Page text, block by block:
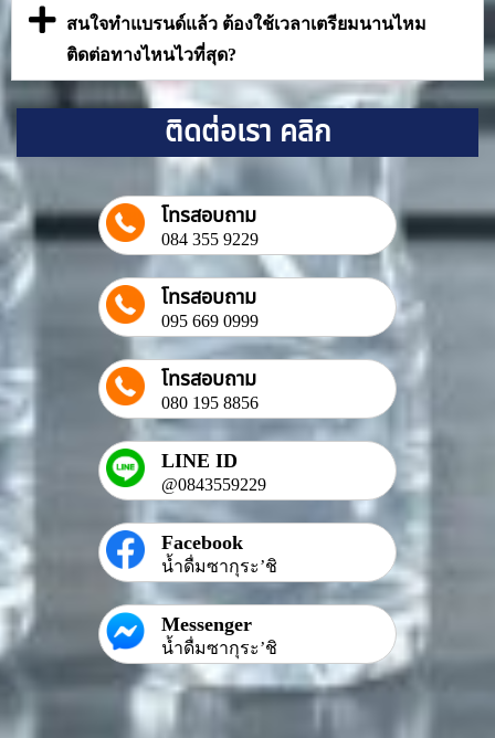
สนใจทำแบรนด์แล้ว ต้องใช้เวลาเตรียมนานไหม
ติดต่อทางไหนไวที่สุด?
ติดต่อเรา คลิก
โทรสอบถาม
084 355 9229
โทรสอบถาม
095 669 0999
โทรสอบถาม
080 195 8856
LINE ID
@0843559229
Facebook
น้ำดื่มซากุระ’ชิ
Messenger
น้ำดื่มซากุระ’ชิ